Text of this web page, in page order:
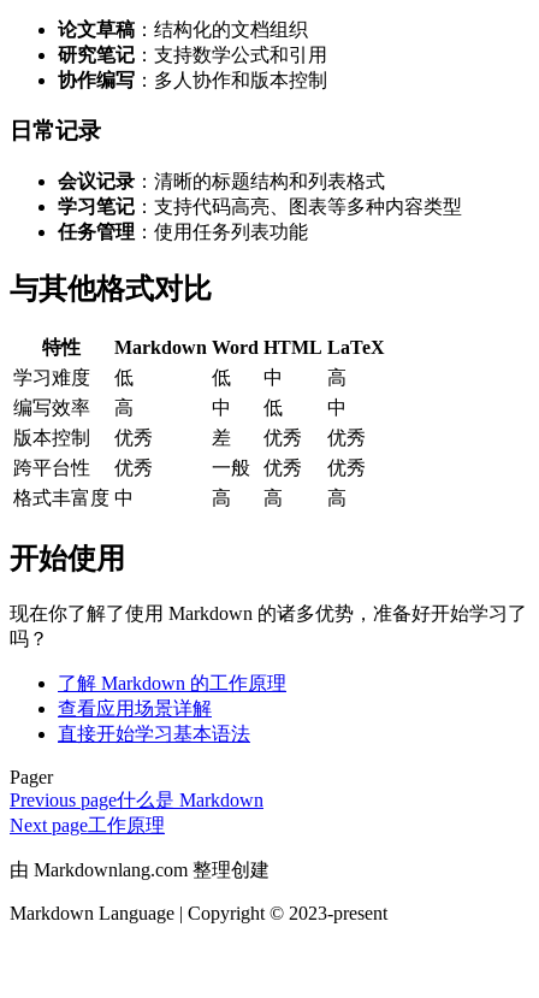
论文草稿 ：结构化的文档组织
研究笔记 ：支持数学公式和引用
协作编写 ：多人协作和版本控制
日常记录
会议记录 ：清晰的标题结构和列表格式
学习笔记 ：支持代码高亮、图表等多种内容类型
任务管理 ：使用任务列表功能
与其他格式对比
特性 Markdown Word HTML LaTeX
学习难度
低 低 中
高
编写效率
高 中 低
中
版本控制
优秀 差 优秀
优秀
跨平台性
优秀 一般 优秀
优秀
格式丰富度 中 高 高 高
开始使用
现在你了解了使用 Markdown 的诸多优势，准备好开始学习了
吗？
了解 Markdown 的工作原理
查看应用场景详解
直接开始学习基本语法
Pager
Previous page什么是 Markdown
Next page工作原理
由 Markdownlang.com 整理创建
Markdown Language | Copyright © 2023-present